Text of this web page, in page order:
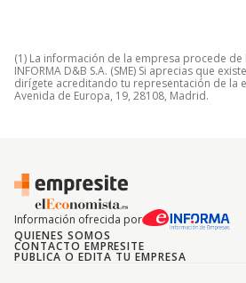
(1) La información de la empresa procede
INFORMA D&B S.A. (SME) Si aprecias que
dirígete acreditando tu representación de la
Avenida de Europa, 19, 28108, Madrid.
Información ofrecida por
QUIENES SOMOS
CONTACTO EMPRESITE
PUBLICA O EDITA TU EMPRESA